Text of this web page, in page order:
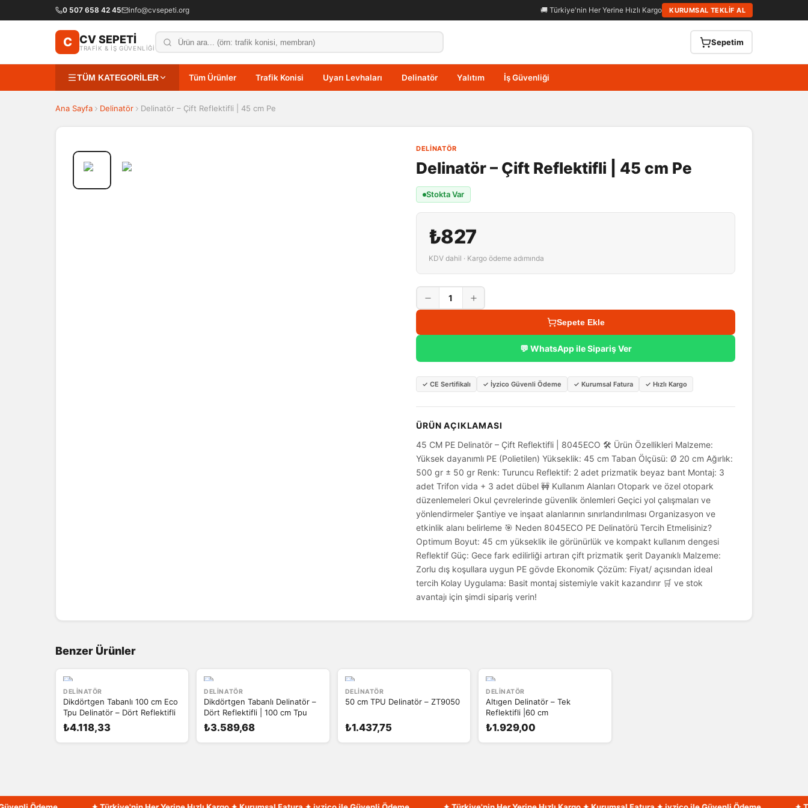
0 507 658 42 45 info@cvsepeti.org 🚚 Türkiye'nin Her Yerine Hızlı Kargo KURUMSAL TEKLİF AL
C CV SEPETİ
TRAFİK & İŞ GÜVENLİĞİ
Sepetim
TÜM KATEGORİLER Tüm Ürünler Trafik Konisi Uyarı Levhaları Delinatör Yalıtım İş Güvenliği
Ana Sayfa Delinatör Delinatör – Çift Reflektifli | 45 cm Pe
DELINATÖR
Delinatör – Çift Reflektifli | 45 cm Pe
Stokta Var
₺827
KDV dahil · Kargo ödeme adımında
1
Sepete Ekle
💬 WhatsApp ile Sipariş Ver
✓ CE Sertifikalı ✓ İyzico Güvenli Ödeme ✓ Kurumsal Fatura ✓ Hızlı Kargo
ÜRÜN AÇIKLAMASI
45 CM PE Delinatör – Çift Reflektifli | 8045ECO 🛠️ Ürün Özellikleri Malzeme:
Yüksek dayanımlı PE (Polietilen) Yükseklik: 45 cm Taban Ölçüsü: Ø 20 cm Ağırlık:
500 gr ± 50 gr Renk: Turuncu Reflektif: 2 adet prizmatik beyaz bant Montaj: 3
adet Trifon vida + 3 adet dübel 🚧 Kullanım Alanları Otopark ve özel otopark
düzenlemeleri Okul çevrelerinde güvenlik önlemleri Geçici yol çalışmaları ve
yönlendirmeler Şantiye ve inşaat alanlarının sınırlandırılması Organizasyon ve
etkinlik alanı belirleme 🎯 Neden 8045ECO PE Delinatörü Tercih Etmelisiniz?
Optimum Boyut: 45 cm yükseklik ile görünürlük ve kompakt kullanım dengesi
Reflektif Güç: Gece fark edilirliği artıran çift prizmatik şerit Dayanıklı Malzeme:
Zorlu dış koşullara uygun PE gövde Ekonomik Çözüm: Fiyat/ açısından ideal
tercih Kolay Uygulama: Basit montaj sistemiyle vakit kazandırır 🛒 ve stok
avantajı için şimdi sipariş verin!
Benzer Ürünler
DELINATÖR
Dikdörtgen Tabanlı 100 cm Eco
Tpu Delinatör – Dört Reflektifli
₺4.118,33
DELINATÖR
Dikdörtgen Tabanlı Delinatör –
Dört Reflektifli | 100 cm Tpu
₺3.589,68
DELINATÖR
50 cm TPU Delinatör – ZT9050
₺1.437,75
DELINATÖR
Altıgen Delinatör – Tek
Reflektifli |60 cm
₺1.929,00